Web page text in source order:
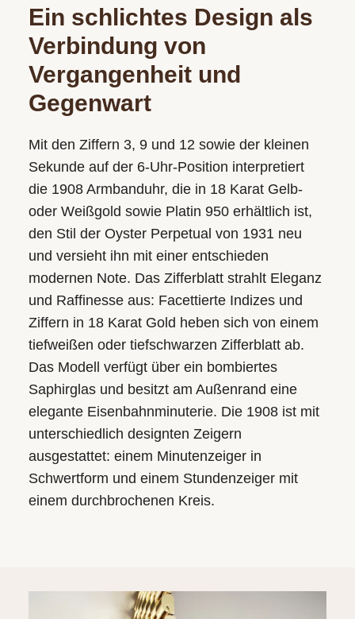
Ein schlichtes Design als
Verbindung von
Vergangenheit und
Gegenwart
Mit den Ziffern 3, 9 und 12 sowie der kleinen
Sekunde auf der 6‑Uhr-Position interpretiert
die 1908 Armbanduhr, die in 18 Karat Gelb-
oder Weißgold sowie Platin 950 erhältlich ist,
den Stil der Oyster Perpetual von 1931 neu
und versieht ihn mit einer entschieden
modernen Note. Das Zifferblatt strahlt Eleganz
und Raffinesse aus: Facettierte Indizes und
Ziffern in 18 Karat Gold heben sich von einem
tiefweißen oder tiefschwarzen Zifferblatt ab.
Das Modell verfügt über ein bombiertes
Saphirglas und besitzt am Außenrand eine
elegante Eisenbahnminuterie. Die 1908 ist mit
unterschiedlich designten Zeigern
ausgestattet: einem Minutenzeiger in
Schwertform und einem Stundenzeiger mit
einem durchbrochenen Kreis.